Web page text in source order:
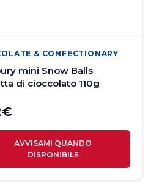
& CONFECTIONARY
mini Snow Balls
di cioccolato 110g
€
AVVISAMI QUANDO
DISPONIBILE